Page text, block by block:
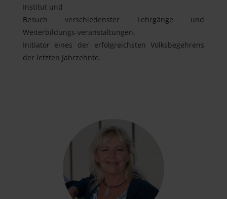
Institut und
Besuch verschiedenster Lehrgänge und
Weiterbildungs-veranstaltungen.
Initiator eines der erfolgreichsten Volksbegehrens
der letzten Jahrzehnte.